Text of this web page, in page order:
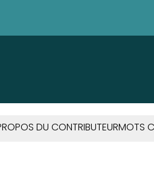
DU CONTRIBUTEURMOTS